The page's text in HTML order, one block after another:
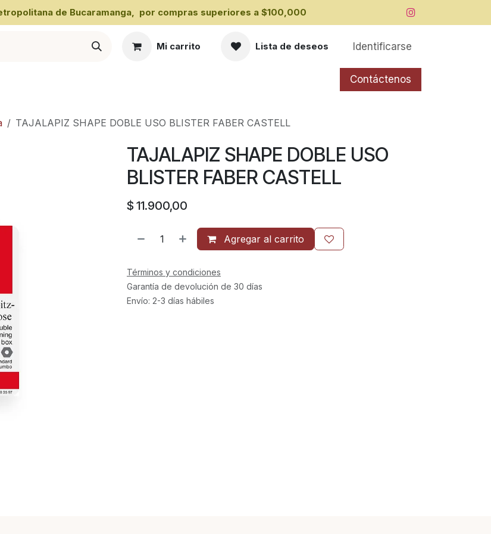
de Bucaramanga, por compras superiores a ​$100,000
Mi carrito Lista de deseos Identificarse
Contáctenos
TAJALAPIZ SHAPE DOBLE USO BLISTER FABER CASTELL
TAJALAPIZ SHAPE DOBLE USO
BLISTER FABER CASTELL
$ 11.900,00
Agregar al carrito
Términos y condiciones
Garantía de devolución de 30 días
Envío: 2-3 días hábiles